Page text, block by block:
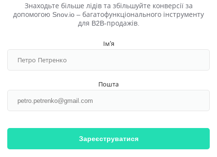
Знаходьте більше лідів та збільшуйте конверсії за
допомогою Snov.io ‒ багатофункціонального інструменту
для B2B-продажів.
Ім'я
Пошта
Зареєструватися